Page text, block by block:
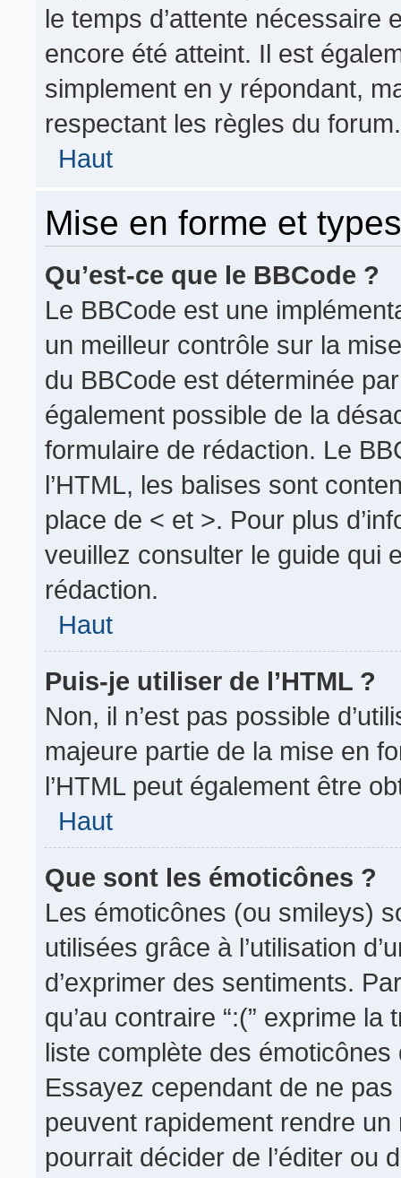
le temps d’attente nécessaire
encore été atteint. Il est
simplement en y répondant,
respectant les règles du forum.
Haut
Mise en forme et
Qu’est-ce que le BBCode ?
Le BBCode est une
un meilleur contrôle sur la
du BBCode est déterminée
également possible de la
formulaire de rédaction. Le
l’HTML, les balises sont
place de < et >. Pour plus
veuillez consulter le guide qui
rédaction.
Haut
Puis-je utiliser de l’HTML ?
Non, il n’est pas possible
majeure partie de la mise en
l’HTML peut également être
Haut
Que sont les émoticônes ?
Les émoticônes (ou smileys)
utilisées grâce à l’utilisation
d’exprimer des sentiments.
qu’au contraire “:(” exprime
liste complète des
Essayez cependant de ne
peuvent rapidement rendre
pourrait décider de l’éditer ou